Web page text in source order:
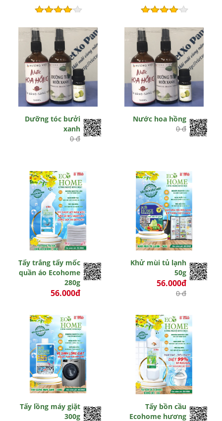
Dưỡng tóc bưởi
xanh
0 đ
Nước hoa hồng
0 đ
Tẩy trắng tẩy mốc
quần áo Ecohome
280g
56.000đ
Khử mùi tủ lạnh
50g
56.000đ
0 đ
Tẩy lồng máy giặt
300g
Tẩy bồn cầu
Ecohome hương